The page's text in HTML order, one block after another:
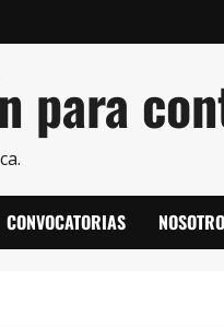
para
CONVOCATORIAS